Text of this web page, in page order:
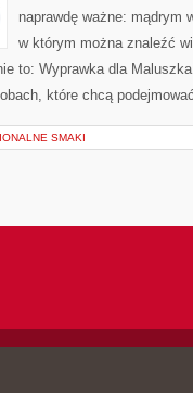
naprawdę ważne: mądrym
w którym można znaleźć
to: Wyprawka dla
które chcą
SMAKI